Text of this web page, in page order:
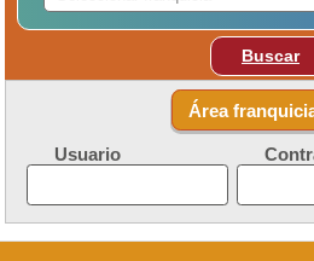
Buscar
Área
Usuario